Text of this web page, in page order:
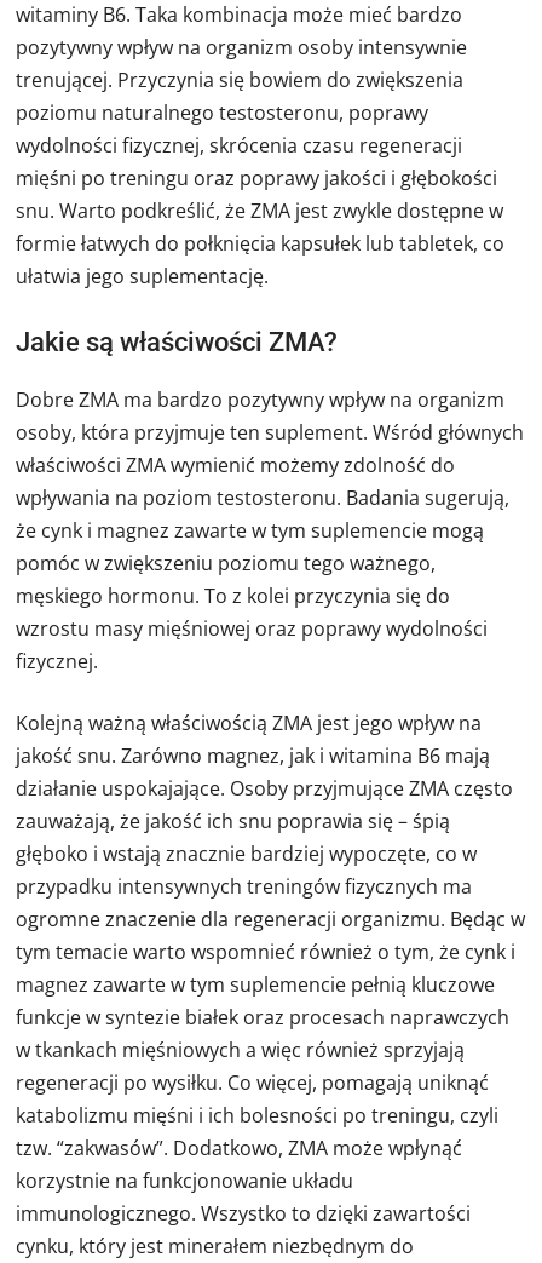
witaminy B6. Taka kombinacja może mieć bardzo
pozytywny wpływ na organizm osoby intensywnie
trenującej. Przyczynia się bowiem do zwiększenia
poziomu naturalnego testosteronu, poprawy
wydolności fizycznej, skrócenia czasu regeneracji
mięśni po treningu oraz poprawy jakości i głębokości
snu. Warto podkreślić, że ZMA jest zwykle dostępne w
formie łatwych do połknięcia kapsułek lub tabletek, co
ułatwia jego suplementację.
Jakie są właściwości ZMA?
Dobre ZMA ma bardzo pozytywny wpływ na organizm
osoby, która przyjmuje ten suplement. Wśród głównych
właściwości ZMA wymienić możemy zdolność do
wpływania na poziom testosteronu. Badania sugerują,
że cynk i magnez zawarte w tym suplemencie mogą
pomóc w zwiększeniu poziomu tego ważnego,
męskiego hormonu. To z kolei przyczynia się do
wzrostu masy mięśniowej oraz poprawy wydolności
fizycznej.
Kolejną ważną właściwością ZMA jest jego wpływ na
jakość snu. Zarówno magnez, jak i witamina B6 mają
działanie uspokajające. Osoby przyjmujące ZMA często
zauważają, że jakość ich snu poprawia się – śpią
głęboko i wstają znacznie bardziej wypoczęte, co w
przypadku intensywnych treningów fizycznych ma
ogromne znaczenie dla regeneracji organizmu. Będąc w
tym temacie warto wspomnieć również o tym, że cynk i
magnez zawarte w tym suplemencie pełnią kluczowe
funkcje w syntezie białek oraz procesach naprawczych
w tkankach mięśniowych a więc również sprzyjają
regeneracji po wysiłku. Co więcej, pomagają uniknąć
katabolizmu mięśni i ich bolesności po treningu, czyli
tzw. “zakwasów”. Dodatkowo, ZMA może wpłynąć
korzystnie na funkcjonowanie układu
immunologicznego. Wszystko to dzięki zawartości
cynku, który jest minerałem niezbędnym do